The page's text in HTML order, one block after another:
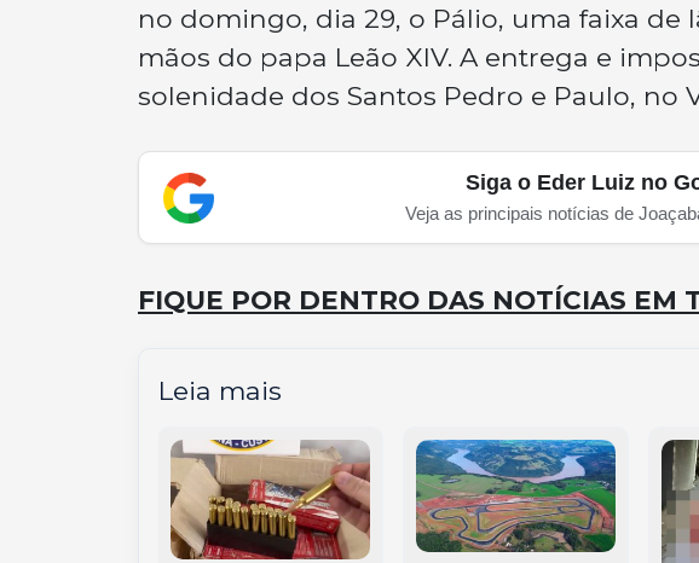
no domingo, dia 29, o Pálio, uma faixa de
mãos do papa Leão XIV. A entrega e
solenidade dos Santos Pedro e Paulo, no
Siga o Eder Luiz no
Veja as principais notícias de
FIQUE POR DENTRO DAS NOTÍCIAS EM
Leia mais